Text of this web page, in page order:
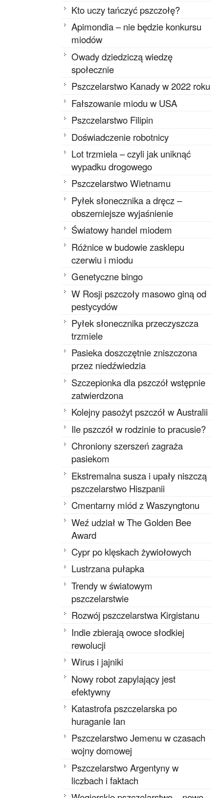
Kto uczy tańczyć pszczołę?
Apimondia – nie będzie konkursu
miodów
Owady dziedziczą wiedzę
społecznie
Pszczelarstwo Kanady w 2022 roku
Fałszowanie miodu w USA
Pszczelarstwo Filipin
Doświadczenie robotnicy
Lot trzmiela – czyli jak uniknąć
wypadku drogowego
Pszczelarstwo Wietnamu
Pyłek słonecznika a dręcz –
obszerniejsze wyjaśnienie
Światowy handel miodem
Różnice w budowie zasklepu
czerwiu i miodu
Genetyczne bingo
W Rosji pszczoły masowo giną od
pestycydów
Pyłek słonecznika przeczyszcza
trzmiele
Pasieka doszczętnie zniszczona
przez niedźwiedzia
Szczepionka dla pszczół wstępnie
zatwierdzona
Kolejny pasożyt pszczół w Australii
Ile pszczół w rodzinie to pracusie?
Chroniony szerszeń zagraża
pasiekom
Ekstremalna susza i upały niszczą
pszczelarstwo Hiszpanii
Cmentarny miód z Waszyngtonu
Weź udział w The Golden Bee
Award
Cypr po klęskach żywiołowych
Lustrzana pułapka
Trendy w światowym
pszczelarstwie
Rozwój pszczelarstwa Kirgistanu
Indie zbierają owoce słodkiej
rewolucji
Wirus i jajniki
Nowy robot zapylający jest
efektywny
Katastrofa pszczelarska po
huraganie Ian
Pszczelarstwo Jemenu w czasach
wojny domowej
Pszczelarstwo Argentyny w
liczbach i faktach